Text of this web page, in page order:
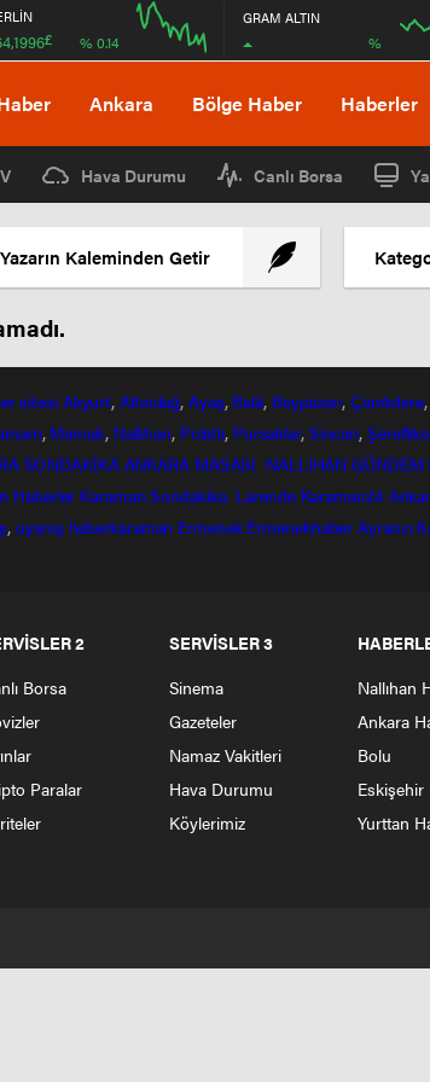
£ % 0.14
GRAM ALTIN
%
Ankara Bölge Haber Haberler
Hava Durumu Canlı Borsa
Yazarın Kaleminden Getir
sitesi Akyurt,Altındağ,Ayaş, Balâ, Beypazarı, Çamlıdere,
, Mamak, Nallıhan, Polatlı, Pursaklar, Sincan,
SONDAKİKA ANKARA MASASI NALLIHAN GÜNDEM
Haberler Karaman Sondakika Larende Karaman24
, uyanış haberkaraman Ermenek Ermenekhaber Ayrancı
2
Borsa
Paralar
SERVİSLER 3
Sinema
Gazeteler
Namaz Vakitleri
Hava Durumu
Köylerimiz
Nallıhan
Ankara
Bolu
Eskişehir
Yurttan